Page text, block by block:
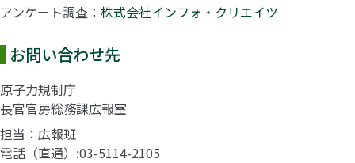
アンケート調査： 株式会社インフォ・クリエイツ
お問い合わせ先
原子力規制庁
長官官房総務課広報室
担当：広報班
電話（直通）
03-5114-2105